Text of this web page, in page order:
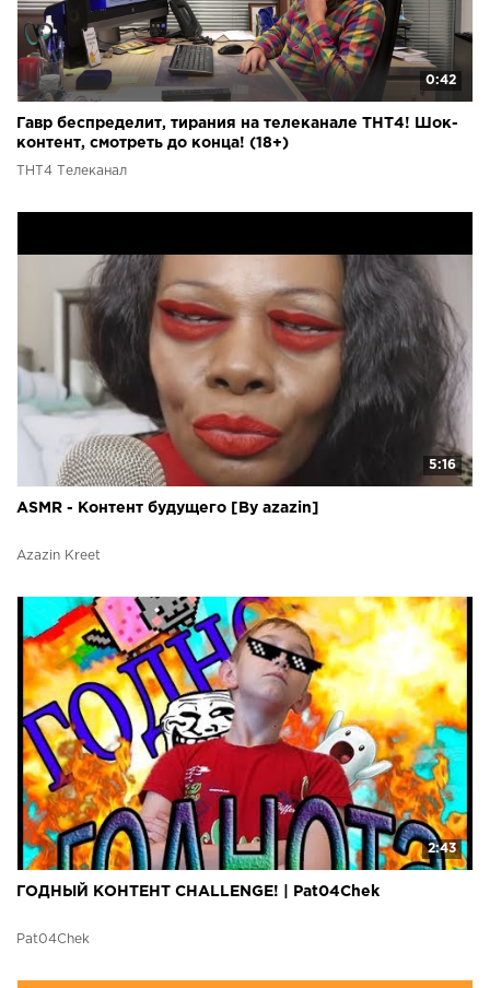
0:42
Гавр беспределит, тирания на телеканале ТНТ4! Шок-
контент, смотреть до конца! (18+)
ТНТ4 Телеканал
5:16
ASMR - Контент будущего [By azazin]
Azazin Kreet
2:43
ГОДНЫЙ КОНТЕНТ CHALLENGE! | Pat04Chek
Pat04Chek